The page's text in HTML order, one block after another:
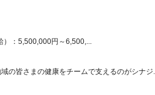
：5,500,000円～6,500,...
の皆さまの健康をチームで支えるのがシナジ...